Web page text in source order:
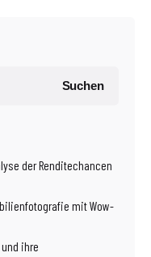
Suchen
der Renditechancen
mit Wow-
ihre